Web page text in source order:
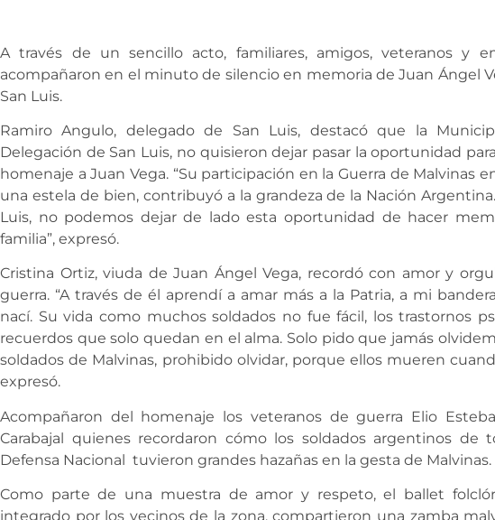
A través de un sencillo acto, familiares, amigos, veteranos y
acompañaron en el minuto de silencio en memoria de Juan Ángel
San Luis.
Ramiro Angulo, delegado de San Luis, destacó que la
Delegación de San Luis, no quisieron dejar pasar la oportunidad
homenaje a Juan Vega. “Su participación en la Guerra de Malvinas
una estela de bien, contribuyó a la grandeza de la Nación
Luis, no podemos dejar de lado esta oportunidad de hacer
familia”, expresó.
Cristina Ortiz, viuda de Juan Ángel Vega, recordó con amor y
guerra. “A través de él aprendí a amar más a la Patria, a mi
nací. Su vida como muchos soldados no fue fácil, los trastornos
recuerdos que solo quedan en el alma. Solo pido que jamás
soldados de Malvinas, prohibido olvidar, porque ellos mueren
expresó.
Acompañaron del homenaje los veteranos de guerra Elio
Carabajal quienes recordaron cómo los soldados argentinos de
Defensa Nacional tuvieron grandes hazañas en la gesta de Malvinas.
Como parte de una muestra de amor y respeto, el ballet
integrado por los vecinos de la zona, compartieron una zamba